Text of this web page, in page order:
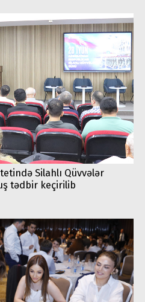
Silahlı Qüvvələr
tədbir keçirilib